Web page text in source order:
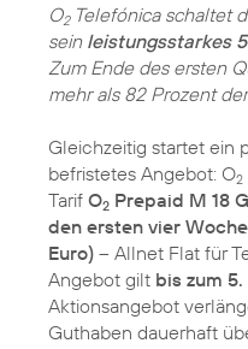
O2Telefónica schaltet
sein leistungsstarkes
Zum Ende des ersten
mehr als 82 Prozent
Gleichzeitig startet ein
befristetes Angebot: O2
Tarif O2 Prepaid M 18
den ersten vier
Euro) – Allnet Flat für
Angebot gilt bis zum
Aktionsangebot
Guthaben dauerhaft